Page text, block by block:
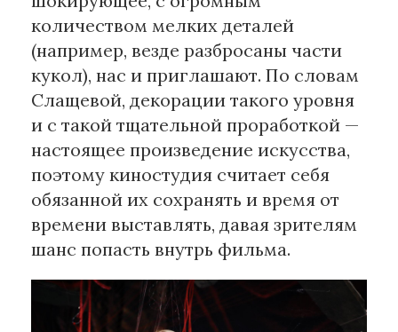
количеством мелких деталей
(например, везде разбросаны части
кукол), нас и приглашают. По словам
Слащевой, декорации такого уровня
и с такой тщательной проработкой —
настоящее произведение искусства,
поэтому киностудия считает себя
обязанной их сохранять и время от
времени выставлять, давая зрителям
шанс попасть внутрь фильма.